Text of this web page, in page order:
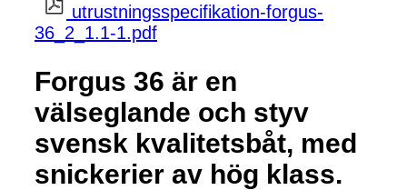
utrustningsspecifikation-forgus-
36_2_1.1-1.pdf
Forgus 36 är en
välseglande och styv
svensk kvalitetsbåt, med
snickerier av hög klass.